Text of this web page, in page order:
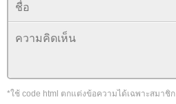
*ใช้ code html ตกแต่งข้อความได้เฉพาะสมาชิก